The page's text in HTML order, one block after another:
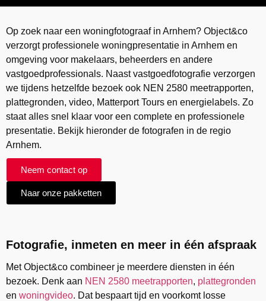
Op zoek naar een woningfotograaf in Arnhem? Object&co
verzorgt professionele woningpresentatie in Arnhem en
omgeving voor makelaars, beheerders en andere
vastgoedprofessionals. Naast vastgoedfotografie verzorgen
we tijdens hetzelfde bezoek ook NEN 2580 meetrapporten,
plattegronden, video, Matterport Tours en energielabels. Zo
staat alles snel klaar voor een complete en professionele
presentatie. Bekijk hieronder de fotografen in de regio
Arnhem.
Neem contact op
Naar onze pakketten
Fotografie, inmeten en meer in één afspraak
Met Object&co combineer je meerdere diensten in één
bezoek. Denk aan NEN 2580 meetrapporten, plattegronden
en woningvideo. Dat bespaart tijd en voorkomt losse